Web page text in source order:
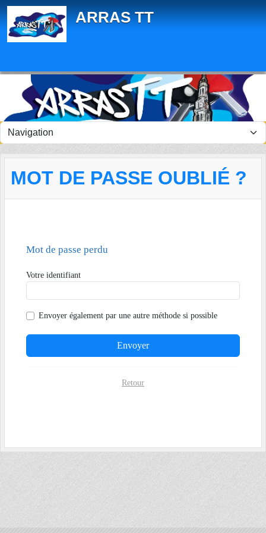
ARRAS TT
MOT DE PASSE OUBLIÉ ?
Mot de passe perdu
Votre identifiant
Envoyer également par une autre méthode si possible
Envoyer
Retour
Panneau de gestion des cookies